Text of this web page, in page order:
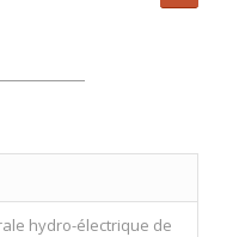
hydro-électrique de